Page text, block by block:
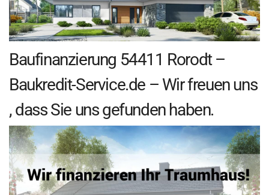
Baufinanzierung 54411 Rorodt –
Baukredit-Service.de – Wir freuen uns
, dass Sie uns gefunden haben.